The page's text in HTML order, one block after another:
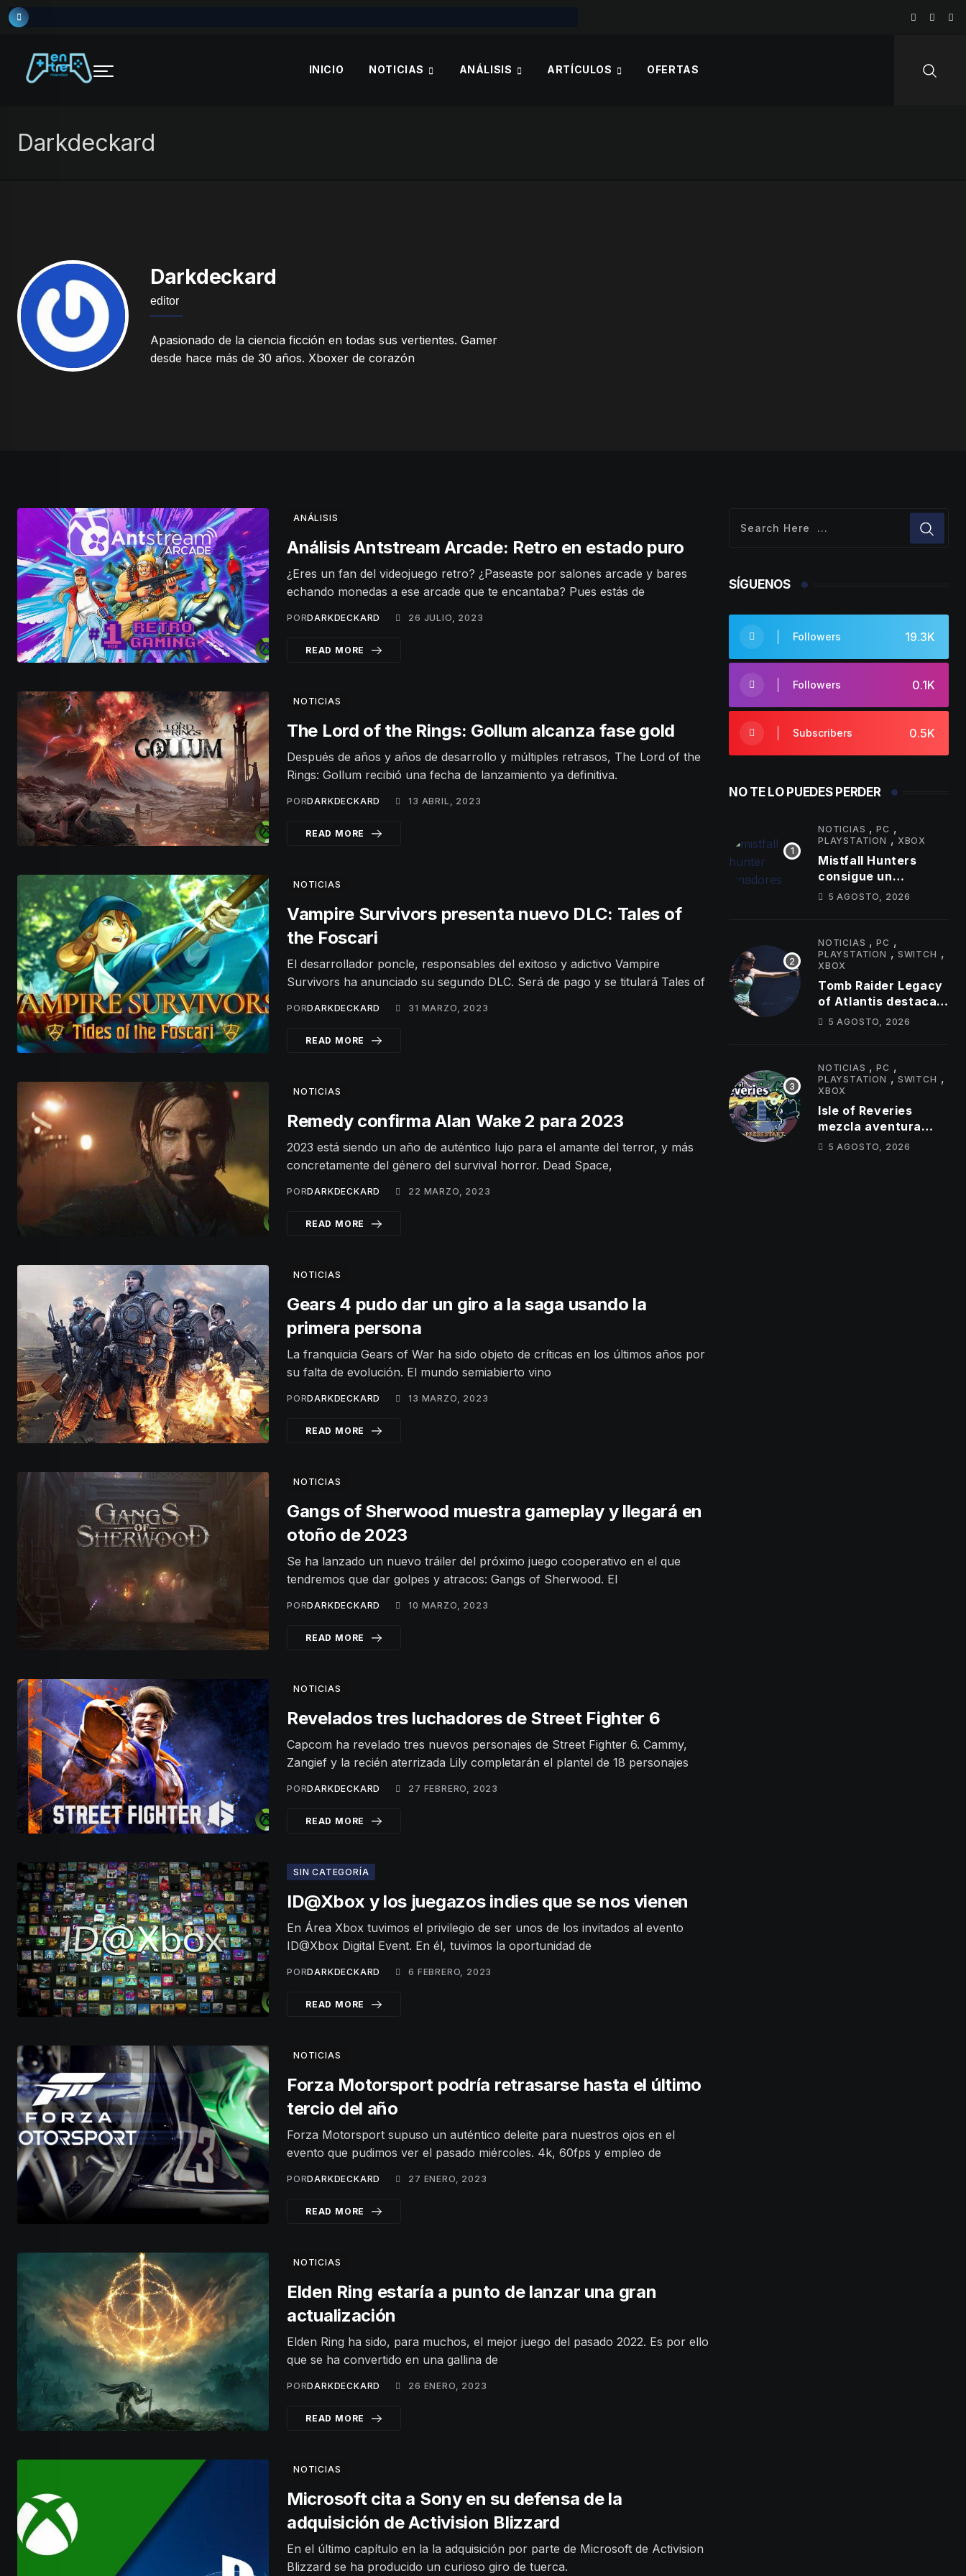
Skip
to
INICIO NOTICIAS ANÁLISIS ARTÍCULOS OFERTAS
Darkdeckard
Darkdeckard
editor
Apasionado de la ciencia ficción en todas sus vertientes. Gamer
desde hace más de 30 años. Xboxer de corazón
ANÁLISIS
Análisis Antstream Arcade: Retro en estado puro
¿Eres un fan del videojuego retro? ¿Paseaste por salones arcade y bares
echando monedas a ese arcade que te encantaba? Pues estás de
PORDARKDECKARD 26 JULIO, 2023
READ MORE
NOTICIAS
The Lord of the Rings: Gollum alcanza fase gold
Después de años y años de desarrollo y múltiples retrasos, The Lord of the
Rings: Gollum recibió una fecha de lanzamiento ya definitiva.
PORDARKDECKARD 13 ABRIL, 2023
READ MORE
NOTICIAS
Vampire Survivors presenta nuevo DLC: Tales of
the Foscari
El desarrollador poncle, responsables del exitoso y adictivo Vampire
Survivors ha anunciado su segundo DLC. Será de pago y se titulará Tales of
PORDARKDECKARD 31 MARZO, 2023
READ MORE
NOTICIAS
Remedy confirma Alan Wake 2 para 2023
2023 está siendo un año de auténtico lujo para el amante del terror, y más
concretamente del género del survival horror. Dead Space,
PORDARKDECKARD 22 MARZO, 2023
READ MORE
NOTICIAS
Gears 4 pudo dar un giro a la saga usando la
primera persona
La franquicia Gears of War ha sido objeto de críticas en los últimos años por
su falta de evolución. El mundo semiabierto vino
PORDARKDECKARD 13 MARZO, 2023
READ MORE
NOTICIAS
Gangs of Sherwood muestra gameplay y llegará en
otoño de 2023
Se ha lanzado un nuevo tráiler del próximo juego cooperativo en el que
tendremos que dar golpes y atracos: Gangs of Sherwood. El
PORDARKDECKARD 10 MARZO, 2023
READ MORE
NOTICIAS
Revelados tres luchadores de Street Fighter 6
Capcom ha revelado tres nuevos personajes de Street Fighter 6. Cammy,
Zangief y la recién aterrizada Lily completarán el plantel de 18 personajes
PORDARKDECKARD 27 FEBRERO, 2023
READ MORE
SIN CATEGORÍA
ID@Xbox y los juegazos indies que se nos vienen
En Área Xbox tuvimos el privilegio de ser unos de los invitados al evento
ID@Xbox Digital Event. En él, tuvimos la oportunidad de
PORDARKDECKARD 6 FEBRERO, 2023
READ MORE
NOTICIAS
Forza Motorsport podría retrasarse hasta el último
tercio del año
Forza Motorsport supuso un auténtico deleite para nuestros ojos en el
evento que pudimos ver el pasado miércoles. 4k, 60fps y empleo de
PORDARKDECKARD 27 ENERO, 2023
READ MORE
NOTICIAS
Elden Ring estaría a punto de lanzar una gran
actualización
Elden Ring ha sido, para muchos, el mejor juego del pasado 2022. Es por ello
que se ha convertido en una gallina de
PORDARKDECKARD 26 ENERO, 2023
READ MORE
NOTICIAS
Microsoft cita a Sony en su defensa de la
adquisición de Activision Blizzard
En el último capítulo en la la adquisición por parte de Microsoft de Activision
Blizzard se ha producido un curioso giro de tuerca.
SÍGUENOS
19.3K
Followers
0.1K
Followers
0.5K
Subscribers
NO TE LO PUEDES PERDER
NOTICIAS ,PC ,
PLAYSTATION , XBOX
Mistfall Hunters
consigue un
importante hito de
5 AGOSTO, 2026
NOTICIAS ,PC ,
PLAYSTATION , SWITCH ,
XBOX
Tomb Raider Legacy
of Atlantis destaca
sus puzles y trampas
5 AGOSTO, 2026
NOTICIAS ,PC ,
PLAYSTATION , SWITCH ,
XBOX
Isle of Reveries
mezcla aventura
cooperativa,
5 AGOSTO, 2026